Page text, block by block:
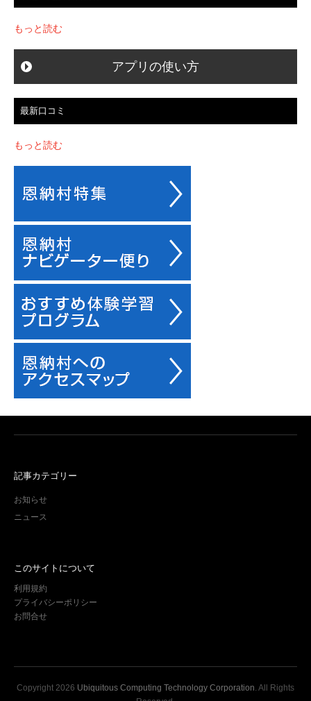
もっと読む
アプリの使い方
最新口コミ
もっと読む
記事カテゴリー
お知らせ
ニュース
このサイトについて
利用規約
プライバシーポリシー
お問合せ
Copyright 2026 Ubiquitous Computing Technology Corporation . All Rights